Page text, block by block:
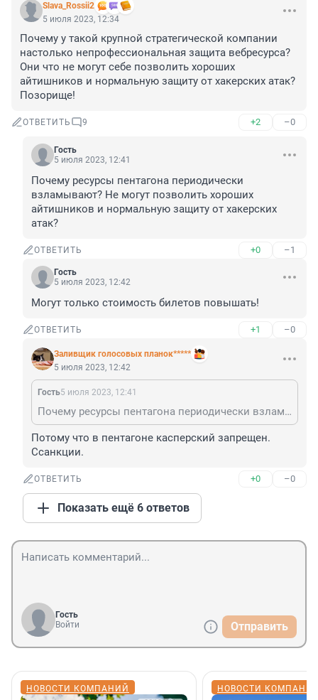
Slava_Rossii2
5 июля 2023, 12:34
Почему у такой крупной стратегической компании
настолько непрофессиональная защита вебресурса?
Они что не могут себе позволить хороших
айтишников и нормальную защиту от хакерских атак?
Позорище!
ОТВЕТИТЬ 9 +2 –0
Гость
5 июля 2023, 12:41
Почему ресурсы пентагона периодически
взламывают? Не могут позволить хороших
айтишников и нормальную защиту от хакерских
атак?
ОТВЕТИТЬ +0 –1
Гость
5 июля 2023, 12:42
Могут только стоимость билетов повышать!
ОТВЕТИТЬ +1 –0
Заливщик голосовых планок*****
5 июля 2023, 12:42
Гость5 июля 2023, 12:41
Почему ресурсы пентагона периодически взламывают? Не могут позволить хороших айтишников и нормальную защиту от хакерских атак?
Потому что в пентагоне касперский запрещен.
Ссанкции.
ОТВЕТИТЬ +0 –0
Показать ещё 6 ответов
Гость
Войти
Отправить
НОВОСТИ КОМПАНИЙ НОВОСТИ